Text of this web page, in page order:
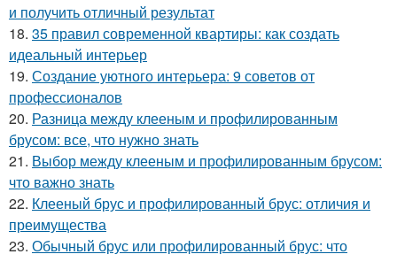
и получить отличный результат
18. 35 правил современной квартиры: как создать
идеальный интерьер
19. Создание уютного интерьера: 9 советов от
профессионалов
20. Разница между клееным и профилированным
брусом: все, что нужно знать
21. Выбор между клееным и профилированным брусом:
что важно знать
22. Клееный брус и профилированный брус: отличия и
преимущества
23. Обычный брус или профилированный брус: что